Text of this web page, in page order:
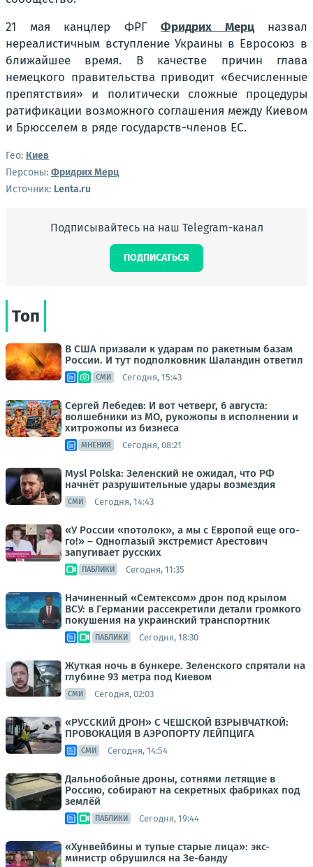
21 мая канцлер ФРГ Фридрих Мерцназвал
нереалистичным вступление Украины в Евросоюз в
ближайшее время. В качестве причин глава
немецкого правительства приводит «бесчисленные
препятствия» и политически сложные процедуры
ратификации возможного соглашения между Киевом
и Брюсселем в ряде государств-членов ЕС.
Гео: Киев
Персоны: Фридрих Мерц
Источник: Lenta.ru
Подписывайтесь на наш Telegram-канал
ПОДПИСАТЬСЯ
Топ
В США призвали к ударам по ракетным базам
России. И тут подполковник Шаландин ответил
СМИ Сегодня, 15:43
Сергей Лебедев: И вот четверг, 6 августа:
волшебники из МО, рукожопы в исполнении и
хитрожопы из бизнеса
МНЕНИЯ Сегодня, 08:21
Mysl Polska: Зеленский не ожидал, что РФ
начнёт разрушительные удары возмездия
СМИ Сегодня, 14:43
«У России «потолок», а мы с Европой еще ого-
го!» – Одноглазый экстремист Арестович
запугивает русских
ПАБЛИКИ Сегодня, 11:35
Начиненный «Семтексом» дрон под крылом
ВСУ: в Германии рассекретили детали громкого
покушения на украинский транспортник
ПАБЛИКИ Сегодня, 18:30
Жуткая ночь в бункере. Зеленского спрятали на
глубине 93 метра под Киевом
СМИ Сегодня, 02:03
«РУССКИЙ ДРОН» С ЧЕШСКОЙ ВЗРЫВЧАТКОЙ:
ПРОВОКАЦИЯ В АЭРОПОРТУ ЛЕЙПЦИГА
СМИ Сегодня, 14:54
Дальнобойные дроны, сотнями летящие в
Россию, собирают на секретных фабриках под
землёй
ПАБЛИКИ Сегодня, 19:44
«Хунвейбины и тупые старые лица»: экс-
министр обрушился на Зе-банду